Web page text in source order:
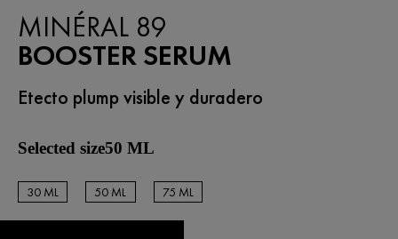
MINÉRAL 89
BOOSTER SERUM
Etecto plump visible y duradero
Selected size50 ML
30 ML
50 ML 50 ML
50 ML 75 ML
50 ML